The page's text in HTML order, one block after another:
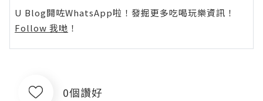
U Blog開咗WhatsApp啦！發掘更多吃喝玩樂資訊！
Follow 我哋 ！
0個讚好